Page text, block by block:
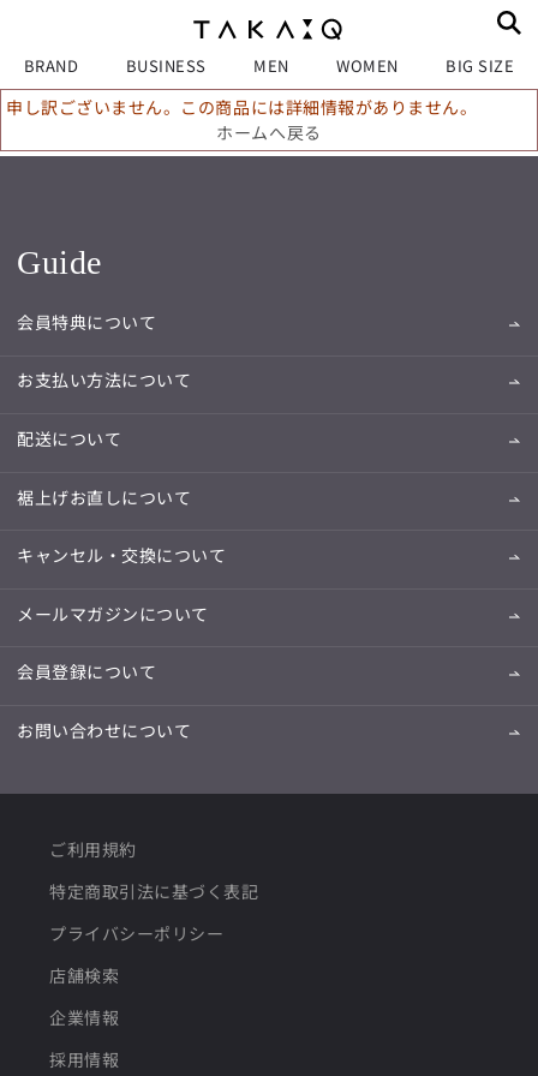
BRAND BUSINESS MEN WOMEN BIG SIZE
申し訳ございません。この商品には詳細情報がありません。
ホームへ戻る
Guide
会員特典について
お支払い方法について
配送について
裾上げお直しについて
キャンセル・交換について
メールマガジンについて
会員登録について
お問い合わせについて
ご利用規約
特定商取引法に基づく表記
プライバシーポリシー
店舗検索
企業情報
採用情報